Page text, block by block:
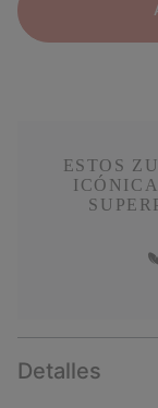
ESTOS
Detalles